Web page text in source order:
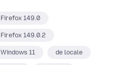
Firefox 149.0
Firefox 149.0.2
Windows 11 de locale